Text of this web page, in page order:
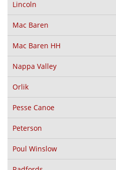
Lincoln
Mac Baren
Mac Baren HH
Nappa Valley
Orlik
Pesse Canoe
Peterson
Poul Winslow